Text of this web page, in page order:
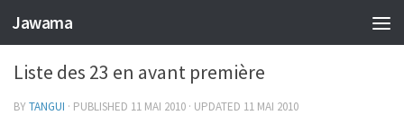
Jawama
SPORT 2
Liste des 23 en avant première
BYTANGUI · PUBLISHED 11 MAI 2010 · UPDATED 11 MAI 2010